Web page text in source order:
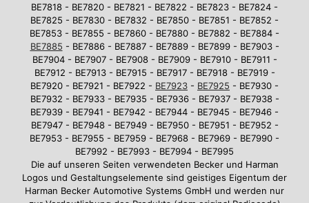
BE7818 - BE7820 - BE7821 - BE7822 - BE7823 - BE7824 -
BE7825 - BE7830 - BE7832 - BE7850 - BE7851 - BE7852 -
BE7853 - BE7855 - BE7860 - BE7880 - BE7882 - BE7884 -
BE7885 - BE7886 - BE7887 - BE7889 - BE7899 - BE7903 -
BE7904 - BE7907 - BE7908 - BE7909 - BE7910 - BE7911 -
BE7912 - BE7913 - BE7915 - BE7917 - BE7918 - BE7919 -
BE7920 - BE7921 - BE7922 - BE7923 - BE7925 - BE7930 -
BE7932 - BE7933 - BE7935 - BE7936 - BE7937 - BE7938 -
BE7939 - BE7941 - BE7942 - BE7944 - BE7945 - BE7946 -
BE7947 - BE7948 - BE7949 - BE7950 - BE7951 - BE7952 -
BE7953 - BE7955 - BE7959 - BE7968 - BE7969 - BE7990 -
BE7992 - BE7993 - BE7994 - BE7995
Die auf unseren Seiten verwendeten Becker und Harman
Logos und Gestaltungselemente sind geistiges Eigentum der
Harman Becker Automotive Systems GmbH und werden nur